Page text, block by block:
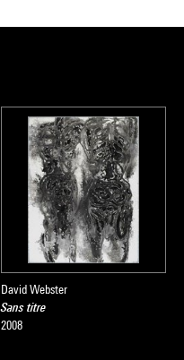
David Webster
Sans titre
2008